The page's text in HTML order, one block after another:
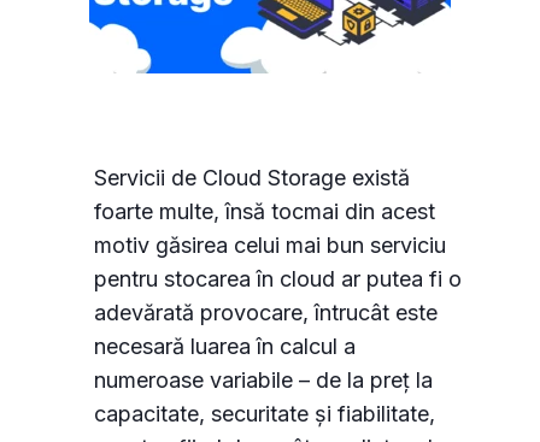
Servicii de Cloud Storage există
foarte multe, însă tocmai din acest
motiv găsirea celui mai bun serviciu
pentru stocarea în cloud ar putea fi o
adevărată provocare, întrucât este
necesară luarea în calcul a
numeroase variabile – de la preț la
capacitate, securitate și fiabilitate,